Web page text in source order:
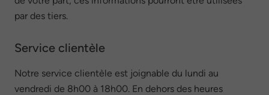
par des tiers.
Service clientèle
Notre service clientèle est joignable du lundi au
vendredi de 8h00 à 18h00. En dehors des heures